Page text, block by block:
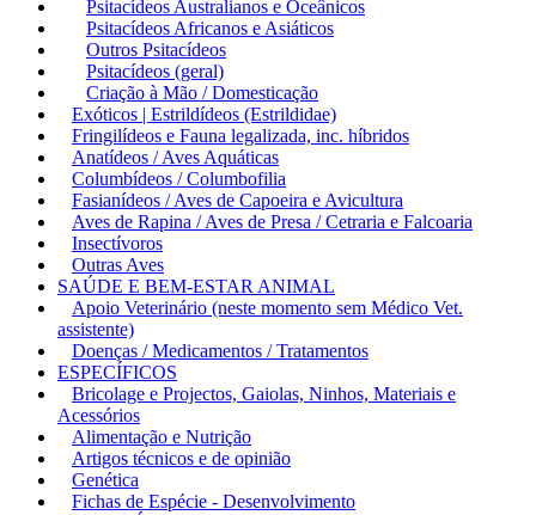
Psitacídeos Australianos e Oceânicos
Psitacídeos Africanos e Asiáticos
Outros Psitacídeos
Psitacídeos (geral)
Criação à Mão / Domesticação
Exóticos | Estrildídeos (Estrildidae)
Fringilídeos e Fauna legalizada, inc. híbridos
Anatídeos / Aves Aquáticas
Columbídeos / Columbofilia
Fasianídeos / Aves de Capoeira e Avicultura
Aves de Rapina / Aves de Presa / Cetraria e Falcoaria
Insectívoros
Outras Aves
SAÚDE E BEM-ESTAR ANIMAL
Apoio Veterinário (neste momento sem Médico Vet.
assistente)
Doenças / Medicamentos / Tratamentos
ESPECÍFICOS
Bricolage e Projectos, Gaiolas, Ninhos, Materiais e
Acessórios
Alimentação e Nutrição
Artigos técnicos e de opinião
Genética
Fichas de Espécie - Desenvolvimento